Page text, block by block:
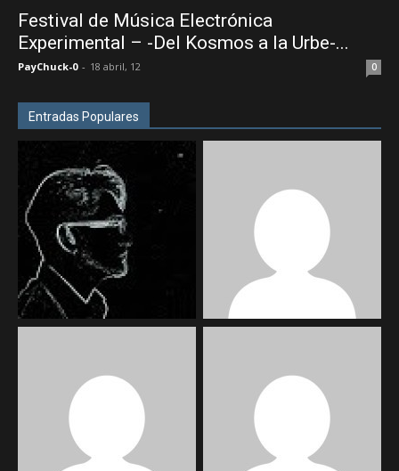
Festival de Música Electrónica
Experimental – -Del Kosmos a la Urbe-...
PayChuck-0 - 18 abril, 12 0
Entradas Populares